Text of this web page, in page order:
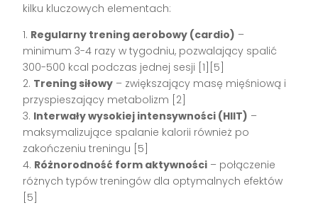
kilku kluczowych elementach:
1. Regularny trening aerobowy (cardio) –
minimum 3-4 razy w tygodniu, pozwalający spalić
300-500 kcal podczas jednej sesji [1][5]
2. Trening siłowy – zwiększający masę mięśniową i
przyspieszający metabolizm [2]
3. Interwały wysokiej intensywności (HIIT) –
maksymalizujące spalanie kalorii również po
zakończeniu treningu [5]
4. Różnorodność form aktywności – połączenie
różnych typów treningów dla optymalnych efektów
[5]